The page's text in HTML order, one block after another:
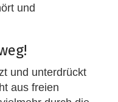
und
und unterdrückt
aus freien